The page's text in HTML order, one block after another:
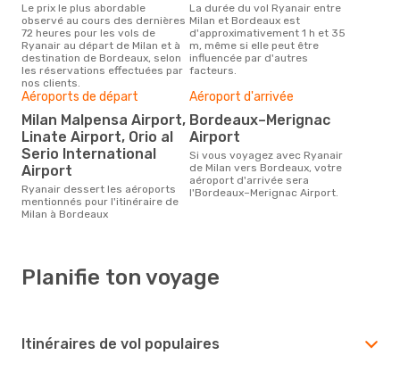
Le prix le plus abordable
observé au cours des dernières
72 heures pour les vols de
Ryanair au départ de Milan et à
destination de Bordeaux, selon
les réservations effectuées par
nos clients.
La durée du vol Ryanair entre
Milan et Bordeaux est
d'approximativement 1 h et 35
m, même si elle peut être
influencée par d'autres
facteurs.
Aéroports de départ
Milan Malpensa Airport,
Linate Airport, Orio al
Serio International
Airport
Ryanair dessert les aéroports
mentionnés pour l'itinéraire de
Milan à Bordeaux
Aéroport d'arrivée
Bordeaux–Merignac
Airport
Si vous voyagez avec Ryanair
de Milan vers Bordeaux, votre
aéroport d'arrivée sera
l'Bordeaux–Merignac Airport.
Planifie ton voyage
Itinéraires de vol populaires